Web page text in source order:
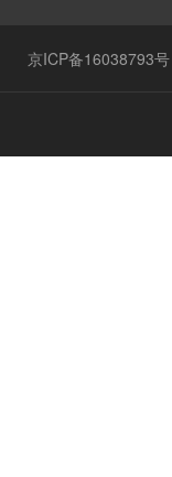
京ICP备16038793号